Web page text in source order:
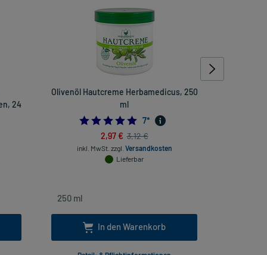
24
Olivenöl Hautcreme Herbamedicus, 250
ml
5.0
7*
2,97 € 3,12 €
inkl. MwSt. zzgl. Versandkosten
Lieferbar
In den Warenkorb